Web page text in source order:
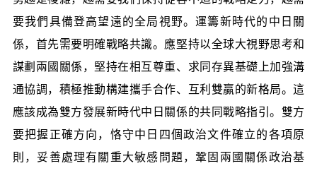
要我們具備登高望遠的全局視野。運籌新時代的中日關
係，首先需要明確戰略共識。應堅持以全球大視野思考和
謀劃兩國關係，堅持在相互尊重、求同存異基礎上加強溝
通協調，積極推動構建攜手合作、互利雙贏的新格局。這
應該成為雙方發展新時代中日關係的共同戰略指引。雙方
要把握正確方向，恪守中日四個政治文件確立的各項原
則，妥善處理有關重大敏感問題，鞏固兩國關係政治基